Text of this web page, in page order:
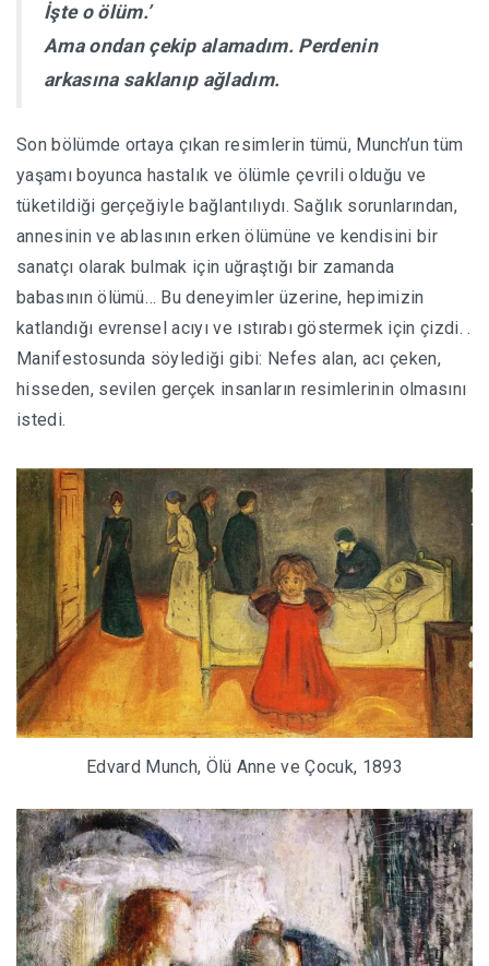
İşte o ölüm.’
Ama ondan çekip alamadım. Perdenin
arkasına saklanıp ağladım.
Son bölümde ortaya çıkan resimlerin tümü, Munch’un tüm
yaşamı boyunca hastalık ve ölümle çevrili olduğu ve
tüketildiği gerçeğiyle bağlantılıydı. Sağlık sorunlarından,
annesinin ve ablasının erken ölümüne ve kendisini bir
sanatçı olarak bulmak için uğraştığı bir zamanda
babasının ölümü… Bu deneyimler üzerine, hepimizin
katlandığı evrensel acıyı ve ıstırabı göstermek için çizdi. .
Manifestosunda söylediği gibi: Nefes alan, acı çeken,
hisseden, sevilen gerçek insanların resimlerinin olmasını
istedi.
Edvard Munch, Ölü Anne ve Çocuk, 1893